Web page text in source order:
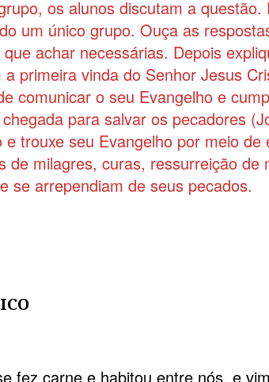
os alunos discutam a questão.
um único grupo. Ouça as
achar necessárias. Depois
a primeira vinda do Senhor Jesus
comunicar o seu Evangelho e
para salvar os pecadores
e trouxe seu Evangelho por meio de
de milagres, curas, ressurreição de
se arrependiam de seus pecados.
fez carne e habitou entre nós, e